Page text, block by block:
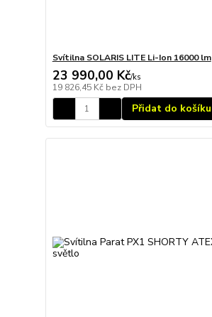
Svítilna SOLARIS LITE Li-Ion 16000 lm
23 990,00 Kč/ks
19 826,45 Kč bez DPH
Přidat do košíku